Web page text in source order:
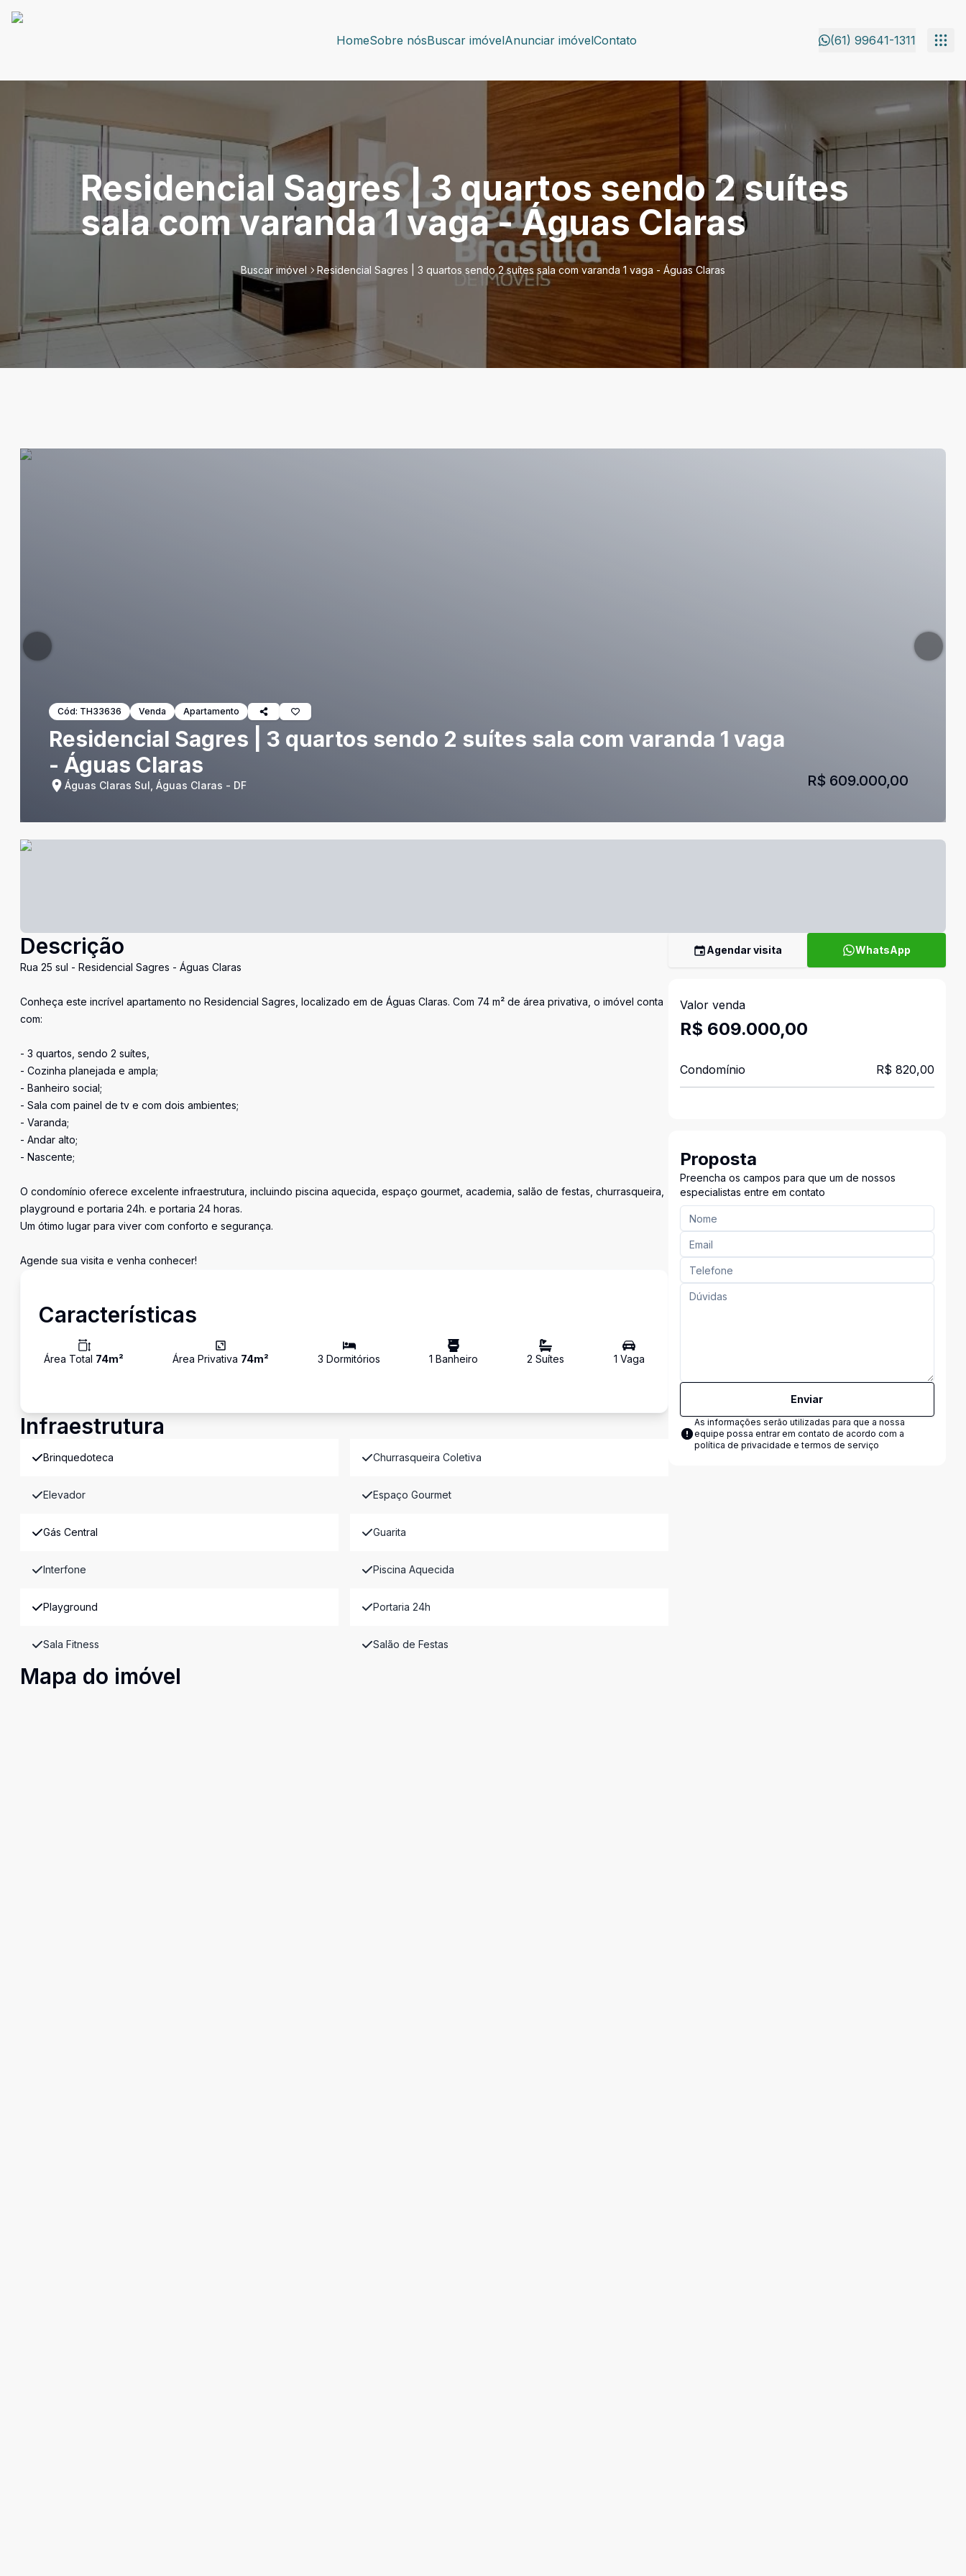
HomeSobre nósBuscar imóvelAnunciar imóvelContato (61) 99641-1311
Residencial Sagres | 3 quartos sendo 2 suítes
sala com varanda 1 vaga - Águas Claras
Buscar imóvel Residencial Sagres | 3 quartos sendo 2 suítes sala com varanda 1 vaga - Águas Claras
Cód: TH33636 Venda Apartamento
Residencial Sagres | 3 quartos sendo 2 suítes sala com varanda 1 vaga
- Águas Claras
Águas Claras Sul, Águas Claras - DF R$ 609.000,00
Descrição
Rua 25 sul - Residencial Sagres - Águas Claras
Conheça este incrível apartamento no Residencial Sagres, localizado em de Águas Claras. Com 74 m² de área privativa, o imóvel conta
com:
- 3 quartos, sendo 2 suítes,
- Cozinha planejada e ampla;
- Banheiro social;
- Sala com painel de tv e com dois ambientes;
- Varanda;
- Andar alto;
- Nascente;
O condomínio oferece excelente infraestrutura, incluindo piscina aquecida, espaço gourmet, academia, salão de festas, churrasqueira,
playground e portaria 24h. e portaria 24 horas.
Um ótimo lugar para viver com conforto e segurança.
Agende sua visita e venha conhecer!
Características
Área Total 74m² Área Privativa 74m² 3 Dormitórios 1 Banheiro 2 Suítes 1 Vaga
Infraestrutura
Brinquedoteca Churrasqueira Coletiva
Elevador Espaço Gourmet
Gás Central Guarita
Interfone Piscina Aquecida
Playground Portaria 24h
Sala Fitness Salão de Festas
Mapa do imóvel
Agendar visita WhatsApp
Valor venda
R$ 609.000,00
Condomínio R$ 820,00
Proposta
Preencha os campos para que um de nossos
especialistas entre em contato
Enviar
As informações serão utilizadas para que a nossa
equipe possa entrar em contato de acordo com a
política de privacidade e termos de serviço